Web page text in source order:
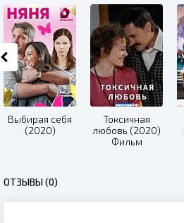
Выбирая себя
(2020)
Токсичная
любовь (2020)
Фильм
ОТЗЫВЫ (0)